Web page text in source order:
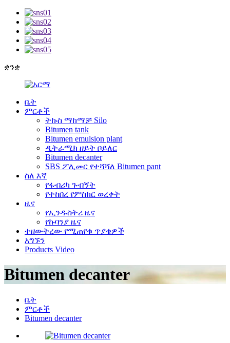
ቋንቋ
ቤት
ምርቶች
ትኩስ ማከማቻ Silo
Bitumen tank
Bitumen emulsion plant
ዲትራሚክ ዘይት ቦይለር
Bitumen decanter
SBS ፖሊመር የተሻሻለ Bitumen pant
ስለ እኛ
የፋብሪካ ጉብኝት
የተከበረ የምስክር ወረቀት
ዜና
የኢንዱስትሪ ዜና
የኩባንያ ዜና
ተዘውትረው የሚጠየቁ ጥያቄዎች
አግኙን
Products Video
Bitumen decanter
ቤት
ምርቶች
Bitumen decanter